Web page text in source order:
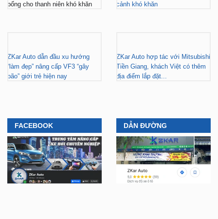
bổng cho thanh niên khó khăn
cảnh khó khăn
ZKar Auto dẫn đầu xu hướng
“làm đẹp” nâng cấp VF3 “gây
bão” giới trẻ hiện nay
ZKar Auto hợp tác với Mitsubishi
Tiền Giang, khách Việt có thêm
địa điểm lắp đặt...
FACEBOOK DẪN ĐƯỜNG